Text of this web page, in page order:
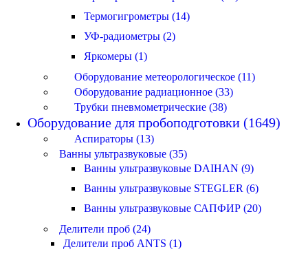
Термогигрометры (14)
УФ-радиометры (2)
Яркомеры (1)
Оборудование метеорологическое (11)
Оборудование радиационное (33)
Трубки пневмометрические (38)
Оборудование для пробоподготовки (1649)
Аспираторы (13)
Ванны ультразвуковые (35)
Ванны ультразвуковые DAIHAN (9)
Ванны ультразвуковые STEGLER (6)
Ванны ультразвуковые САПФИР (20)
Делители проб (24)
Делители проб ANTS (1)